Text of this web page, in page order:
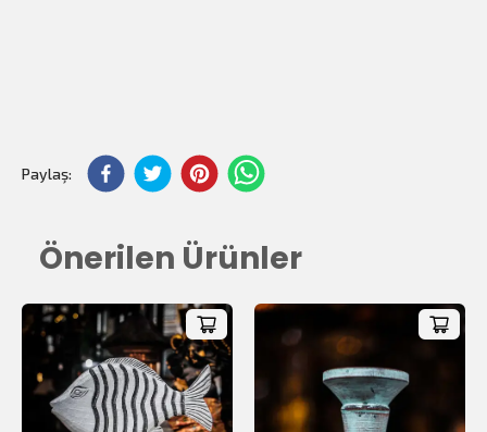
Paylaş:
Önerilen Ürünler